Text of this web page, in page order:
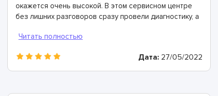
окажется очень высокой. В этом сервисном центре
без лишних разговоров сразу провели диагностику, а
Дата: 27/05/2022